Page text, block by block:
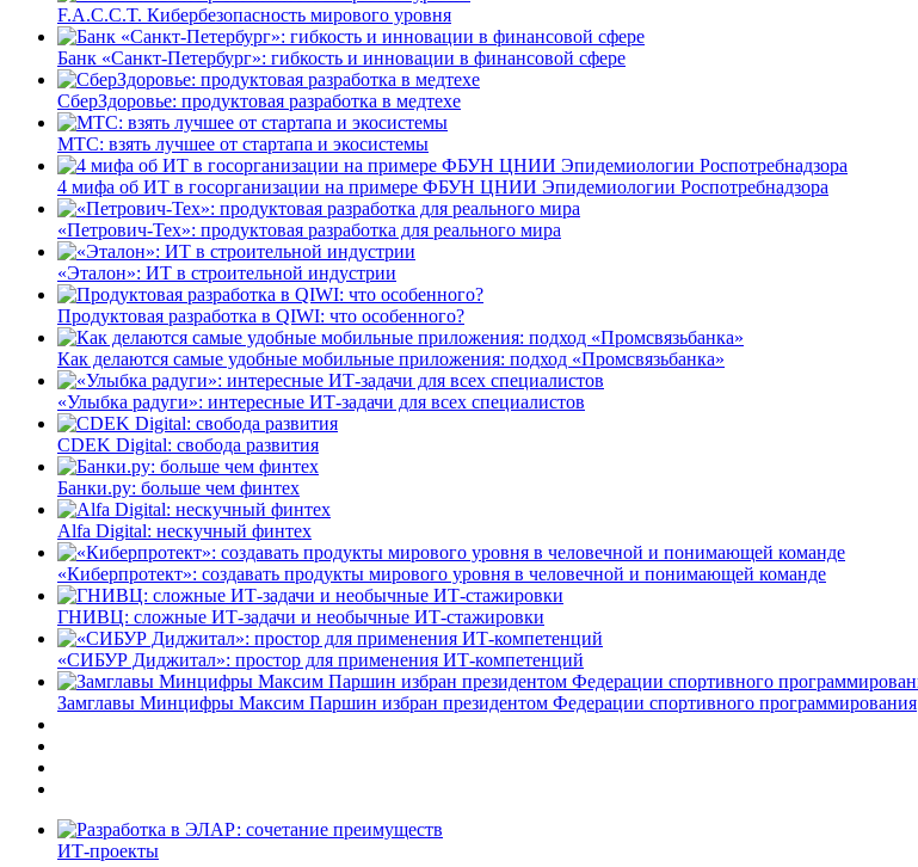
F.A.C.C.T. Кибербезопасность мирового уровня
Банк «Санкт-Петербург»: гибкость и инновации в финансовой сфере
СберЗдоровье: продуктовая разработка в медтехе
МТС: взять лучшее от стартапа и экосистемы
4 мифа об ИТ в госорганизации на примере ФБУН ЦНИИ Эпидемиологии Роспотребнадзора
«Петрович-Тех»: продуктовая разработка для реального мира
«Эталон»: ИТ в строительной индустрии
Продуктовая разработка в QIWI: что особенного?
Как делаются самые удобные мобильные приложения: подход «Промсвязьбанка»
«Улыбка радуги»: интересные ИТ-задачи для всех специалистов
CDEK Digital: свобода развития
Банки.ру: больше чем финтех
Alfa Digital: нескучный финтех
«Киберпротект»: создавать продукты мирового уровня в человечной и понимающей команде
ГНИВЦ: сложные ИТ‑задачи и необычные ИТ‑стажировки
«СИБУР Диджитал»: простор для применения ИТ-компетенций
Замглавы Минцифры Максим Паршин избран президентом Федерации спортивного программирования
ИТ-проекты